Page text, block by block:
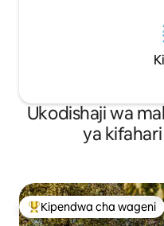
Ukodishaji wa
ya
Kipendwa maarufu cha
Kipendwa cha wageni